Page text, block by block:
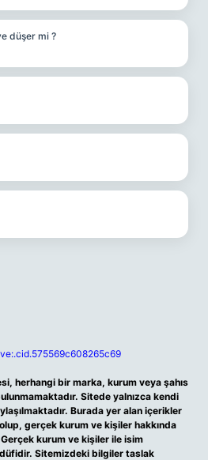
düşer mi ?
herhangi bir marka, kurum veya şahıs
Sitede yalnızca kendi
Burada yer alan içerikler
gerçek kurum ve kişiler hakkında
kurum ve kişiler ile isim
Sitemizdeki bilgiler taslak